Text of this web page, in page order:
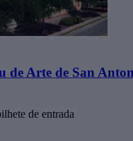
de Arte de San
de entrada